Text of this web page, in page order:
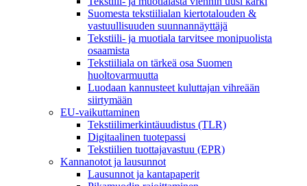
Suomesta tekstiilialan kiertotalouden &
vastuullisuuden suunnannäyttäjä
Tekstiili- ja muotiala tarvitsee monipuolista
osaamista
Tekstiiliala on tärkeä osa Suomen
huoltovarmuutta
Luodaan kannusteet kuluttajan vihreään
siirtymään
EU-vaikuttaminen
Tekstiilimerkintäuudistus (TLR)
Digitaalinen tuotepassi
Tekstiilien tuottajavastuu (EPR)
Kannanotot ja lausunnot
Lausunnot ja kantapaperit